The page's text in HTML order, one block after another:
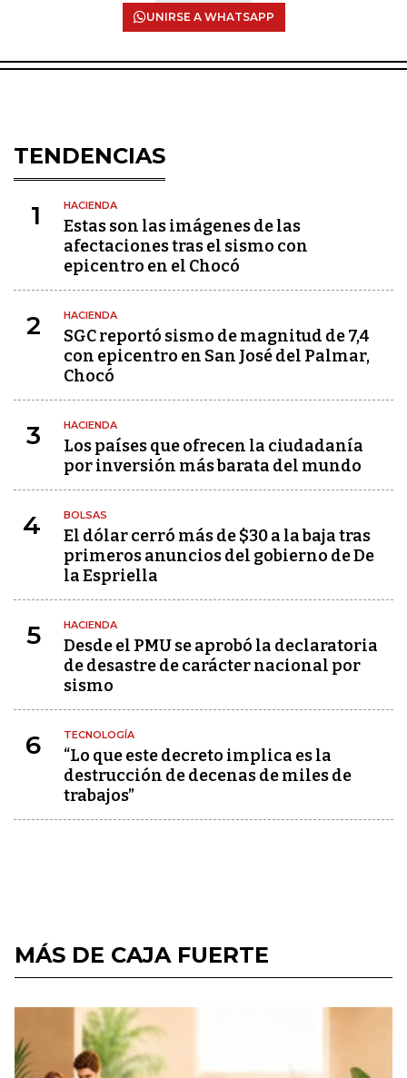
UNIRSE A WHATSAPP
TENDENCIAS
1 HACIENDA
Estas son las imágenes de las
afectaciones tras el sismo con
epicentro en el Chocó
2 HACIENDA
SGC reportó sismo de magnitud de 7,4
con epicentro en San José del Palmar,
Chocó
3 HACIENDA
Los países que ofrecen la ciudadanía
por inversión más barata del mundo
4 BOLSAS
El dólar cerró más de $30 a la baja tras
primeros anuncios del gobierno de De
la Espriella
5 HACIENDA
Desde el PMU se aprobó la declaratoria
de desastre de carácter nacional por
sismo
6 TECNOLOGÍA
“Lo que este decreto implica es la
destrucción de decenas de miles de
trabajos”
MÁS DE CAJA FUERTE